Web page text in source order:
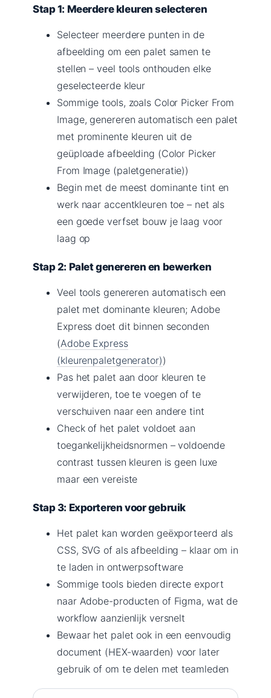
Stap 1: Meerdere kleuren selecteren
Selecteer meerdere punten in de
afbeelding om een palet samen te
stellen – veel tools onthouden elke
geselecteerde kleur
Sommige tools, zoals Color Picker From
Image, genereren automatisch een palet
met prominente kleuren uit de
geüploade afbeelding (Color Picker
From Image (paletgeneratie))
Begin met de meest dominante tint en
werk naar accentkleuren toe – net als
een goede verfset bouw je laag voor
laag op
Stap 2: Palet genereren en bewerken
Veel tools genereren automatisch een
palet met dominante kleuren; Adobe
Express doet dit binnen seconden
(Adobe Express
(kleurenpaletgenerator))
Pas het palet aan door kleuren te
verwijderen, toe te voegen of te
verschuiven naar een andere tint
Check of het palet voldoet aan
toegankelijkheidsnormen – voldoende
contrast tussen kleuren is geen luxe
maar een vereiste
Stap 3: Exporteren voor gebruik
Het palet kan worden geëxporteerd als
CSS, SVG of als afbeelding – klaar om in
te laden in ontwerpsoftware
Sommige tools bieden directe export
naar Adobe-producten of Figma, wat de
workflow aanzienlijk versnelt
Bewaar het palet ook in een eenvoudig
document (HEX-waarden) voor later
gebruik of om te delen met teamleden